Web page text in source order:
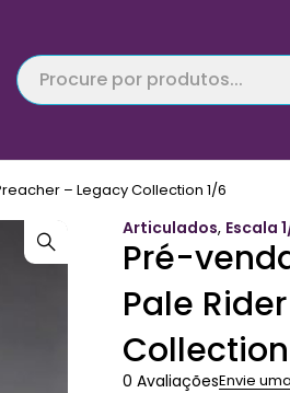
– Legacy Collection 1/6
Articulados, Escala
Pré-
Pale
0 AvaliaçõesEnvie